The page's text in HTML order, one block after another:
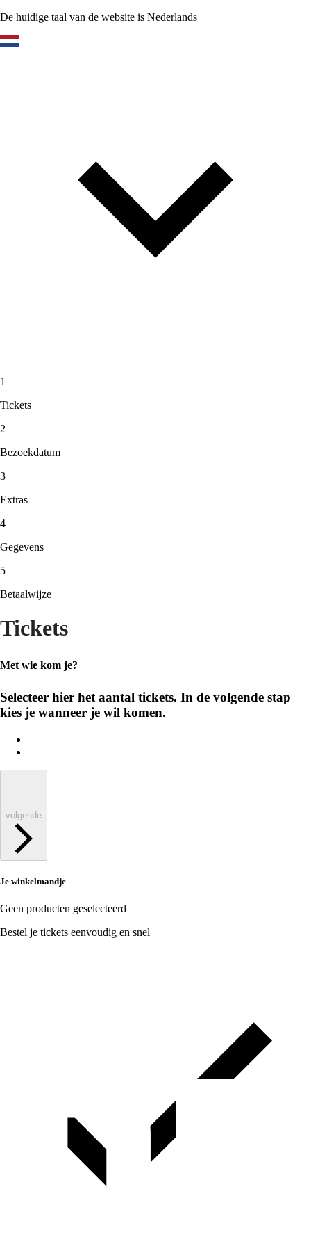
De huidige taal van de website is Nederlands
1
Tickets
2
Bezoekdatum
3
Extras
4
Gegevens
5
Betaalwijze
Tickets
Met wie kom je?
Selecteer hier het aantal tickets. In de volgende stap
kies je wanneer je wil komen.
volgende
Je winkelmandje
Geen producten geselecteerd
Bestel je tickets eenvoudig en snel